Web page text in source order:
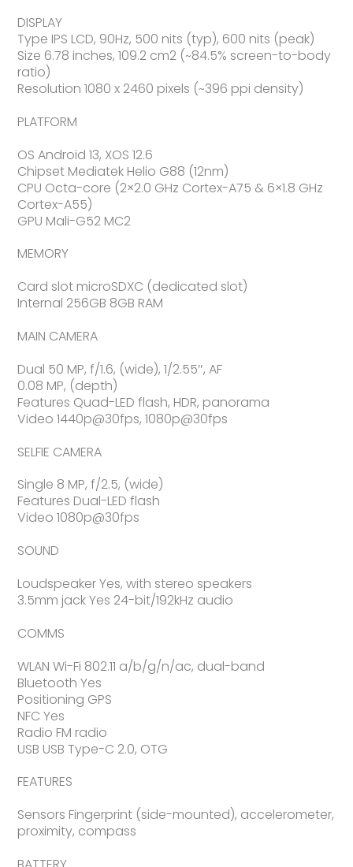
DISPLAY
Type IPS LCD, 90Hz, 500 nits (typ), 600 nits (peak)
Size 6.78 inches, 109.2 cm2 (~84.5% screen-to-body
ratio)
Resolution 1080 x 2460 pixels (~396 ppi density)
PLATFORM
OS Android 13, XOS 12.6
Chipset Mediatek Helio G88 (12nm)
CPU Octa-core (2×2.0 GHz Cortex-A75 & 6×1.8 GHz
Cortex-A55)
GPU Mali-G52 MC2
MEMORY
Card slot microSDXC (dedicated slot)
Internal 256GB 8GB RAM
MAIN CAMERA
Dual 50 MP, f/1.6, (wide), 1/2.55″, AF
0.08 MP, (depth)
Features Quad-LED flash, HDR, panorama
Video 1440p@30fps, 1080p@30fps
SELFIE CAMERA
Single 8 MP, f/2.5, (wide)
Features Dual-LED flash
Video 1080p@30fps
SOUND
Loudspeaker Yes, with stereo speakers
3.5mm jack Yes 24-bit/192kHz audio
COMMS
WLAN Wi-Fi 802.11 a/b/g/n/ac, dual-band
Bluetooth Yes
Positioning GPS
NFC Yes
Radio FM radio
USB USB Type-C 2.0, OTG
FEATURES
Sensors Fingerprint (side-mounted), accelerometer,
proximity, compass